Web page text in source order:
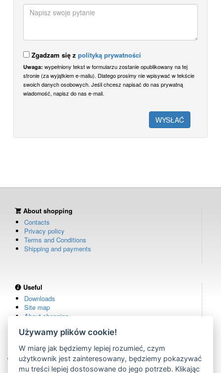
Zgadzam się z polityką prywatności
Uwaga: wypełniony tekst w formularzu zostanie opublikowany na tej
stronie (za wyjątkiem e-mailu). Dlatego prosimy nie wpisywać w tekście
swoich danych osobowych. Jeśli chcesz napisać do nas prywatną
wiadomość, napisz do nas e-mail.
About shopping
Contacts
Privacy policy
Terms and Conditions
Shipping and payments
Useful
Downloads
Site map
About shopping
Own warehouse
remote controls in stock
Używamy plików cookie!
W miarę jak będziemy lepiej rozumieć, czym
użytkownik jest zainteresowany, będziemy pokazywać
mu treści lepiej dostosowane do jego potrzeb. Klikając